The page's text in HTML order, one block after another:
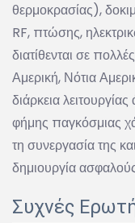
θερμοκρασίας),
RF, πτώσης,
διατίθενται σε
Αμερική, Νότια
διάρκεια
φήμης παγκόσμιας
τη συνεργασία της
δημιουργία
Συχνές